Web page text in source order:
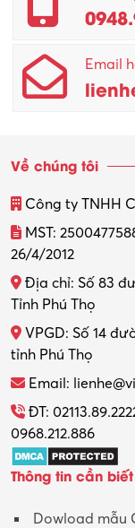
Email
Về chúng tôi
Công ty TNHH
MST:
26/4/2012
Địa chỉ: Số 83
Tỉnh Phú Thọ
VPGD: Số 14
tỉnh Phú Thọ
Email:
ĐT:
0968.212.886
Thông tin cần biết
Dowload mẫu